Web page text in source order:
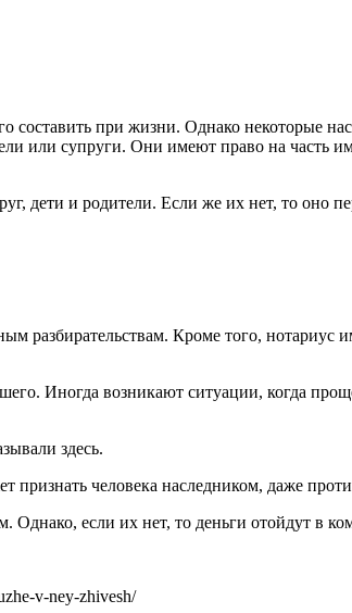
при жизни. Однако некоторые
или супруги. Они имеют право на часть
дети и родители. Если же их нет, то оно
разбирательствам. Кроме того, нотариус
Иногда возникают ситуации, когда
здесь.
человека наследником, даже
если их нет, то деньги отойдут в
v-ney-zhivesh/